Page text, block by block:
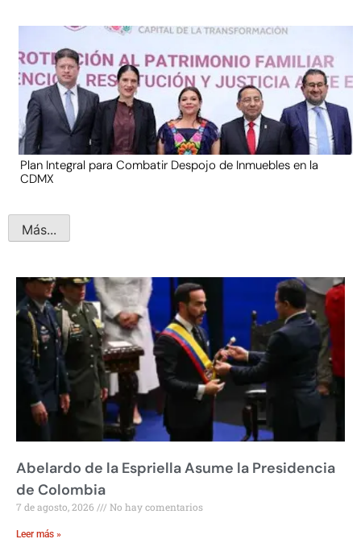
Plan Integral para Combatir Despojo de Inmuebles en la
CDMX
Más...
Abelardo de la Espriella Asume la Presidencia
de Colombia
7 de agosto, 2026 No hay comentarios
Leer más »